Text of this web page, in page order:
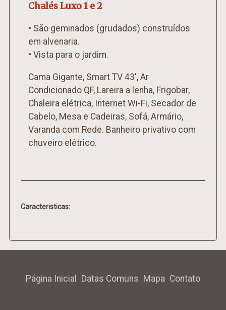
Chalés Luxo 1 e 2
• São geminados (grudados) construídos
em alvenaria.
• Vista para o jardim.
Cama Gigante, Smart TV 43', Ar
Condicionado QF, Lareira a lenha, Frigobar,
Chaleira elétrica, Internet Wi-Fi, Secador de
Cabelo, Mesa e Cadeiras, Sofá, Armário,
Varanda com Rede. Banheiro privativo com
chuveiro elétrico.
Caracteristicas:
Página Inicial Datas Comuns Mapa Contato